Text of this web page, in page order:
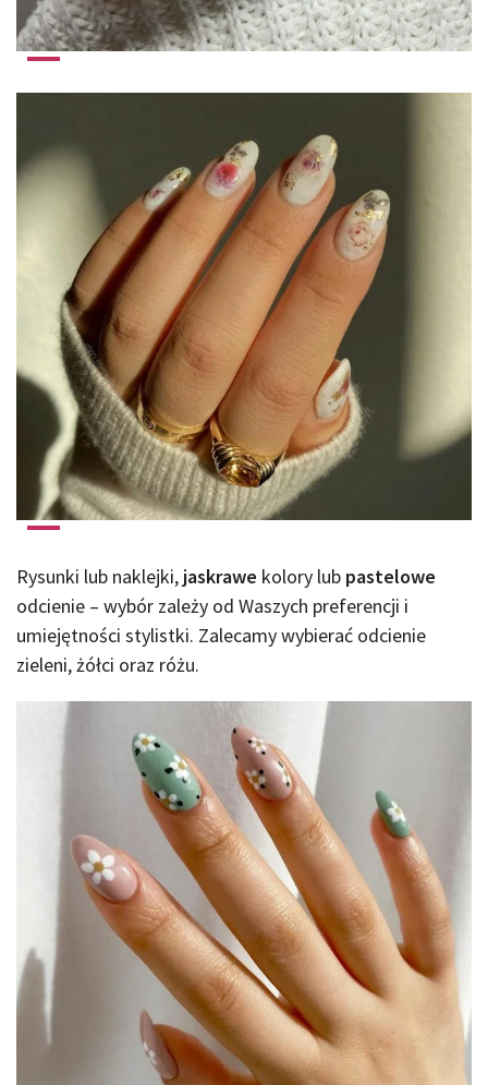
Rysunki lub naklejki, jaskrawe kolory lub pastelowe
odcienie – wybór zależy od Waszych preferencji i
umiejętności stylistki. Zalecamy wybierać odcienie
zieleni, żółci oraz różu.